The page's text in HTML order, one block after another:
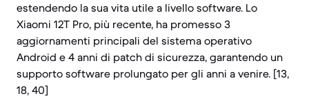
estendendo la sua vita utile a livello software. Lo
Xiaomi 12T Pro, più recente, ha promesso 3
aggiornamenti principali del sistema operativo
Android e 4 anni di patch di sicurezza, garantendo un
supporto software prolungato per gli anni a venire. [13,
18, 40]